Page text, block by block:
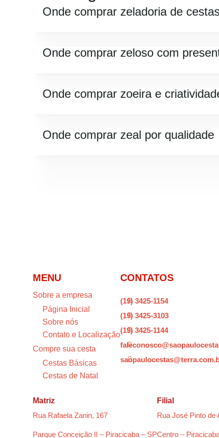
Onde comprar zeladoria de
Onde comprar zeloso com
Onde comprar zoeira e
Onde comprar zeal por qualidade
MENU
Sobre a empresa
Página Inicial
Sobre nós
Contato e Localização
Compre sua cesta
Cestas Básicas
Cestas de Natal
CONTATOS

(19) 3425-1154

(19) 3425-3103

(19) 3425-1144


Matriz
Rua Rafaela Zanin, 167
Parque Conceição II – Piracicaba – SP
Filial
Rua José Pinto de
Centro –